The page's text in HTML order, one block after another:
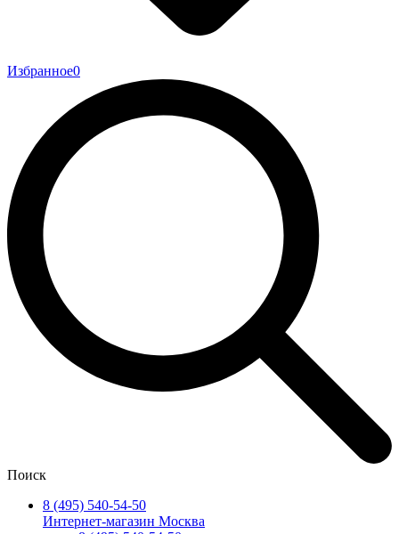
Избранное0
Поиск
8 (495) 540-54-50
Интернет-магазин Москва